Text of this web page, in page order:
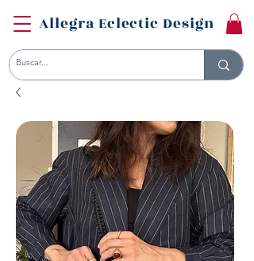
Allegra Eclectic Design